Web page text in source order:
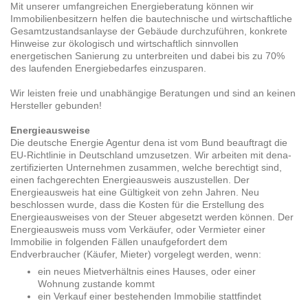
Mit unserer umfangreichen Energieberatung können wir
Immobilienbesitzern helfen die bautechnische und wirtschaftliche
Gesamtzustandsanlayse der Gebäude durchzuführen, konkrete
Hinweise zur ökologisch und wirtschaftlich sinnvollen
energetischen Sanierung zu unterbreiten und dabei bis zu 70%
des laufenden Energiebedarfes einzusparen.
Wir leisten freie und unabhängige Beratungen und sind an keinen
Hersteller gebunden!
Energieausweise
Die deutsche Energie Agentur dena ist vom Bund beauftragt die
EU-Richtlinie in Deutschland umzusetzen. Wir arbeiten mit dena-
zertifizierten Unternehmen zusammen, welche berechtigt sind,
einen fachgerechten Energieausweis auszustellen. Der
Energieausweis hat eine Gültigkeit von zehn Jahren. Neu
beschlossen wurde, dass die Kosten für die Erstellung des
Energieausweises von der Steuer abgesetzt werden können. Der
Energieausweis muss vom Verkäufer, oder Vermieter einer
Immobilie in folgenden Fällen unaufgefordert dem
Endverbraucher (Käufer, Mieter) vorgelegt werden, wenn:
ein neues Mietverhältnis eines Hauses, oder einer
Wohnung zustande kommt
ein Verkauf einer bestehenden Immobilie stattfindet